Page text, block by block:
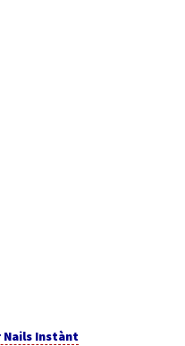
Nails Instànt